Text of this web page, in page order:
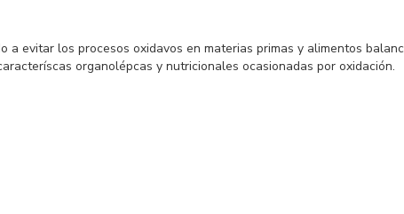
a evitar los procesos oxidavos en materias primas y alimentos
organolépcas y nutricionales ocasionadas por oxidación.